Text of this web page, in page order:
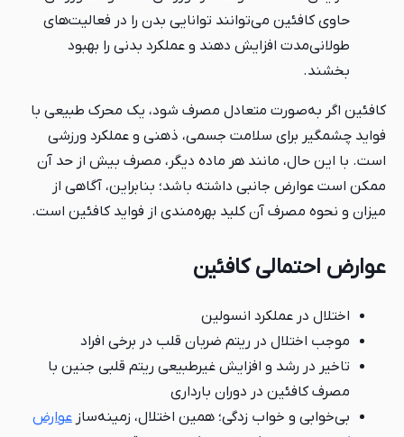
حاوی کافئین می‌توانند توانایی بدن را در فعالیت‌های
طولانی‌مدت افزایش دهند و عملکرد بدنی را بهبود
بخشند.
کافئین اگر به‌صورت متعادل مصرف شود، یک محرک طبیعی با
فواید چشمگیر برای سلامت جسمی، ذهنی و عملکرد ورزشی
است. با این حال، مانند هر ماده دیگر، مصرف بیش از حد آن
ممکن است عوارض جانبی داشته باشد؛ بنابراین، آگاهی از
میزان و نحوه مصرف آن کلید بهره‌مندی از فواید کافئین است.
عوارض احتمالی کافئین
اختلال در عملکرد انسولین
موجب اختلال در ریتم ضربان قلب در برخی افراد
تاخیر در رشد و افزایش غیرطبیعی ریتم قلبی جنین با
مصرف کافئین در دوران بارداری
بی‌خوابی و خواب زدگی؛ همین اختلال، زمینه‌ساز عوارض